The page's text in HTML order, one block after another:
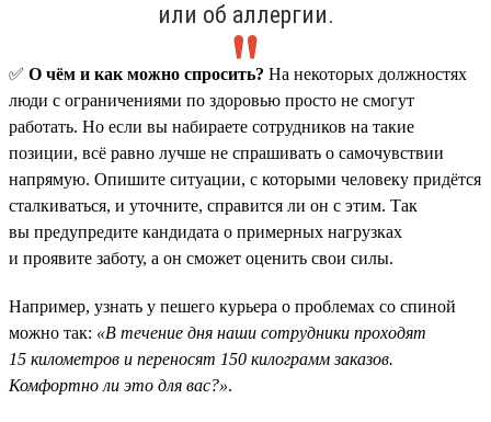
или об аллергии.
✅ О чём и как можно спросить? На некоторых должностях
люди с ограничениями по здоровью просто не смогут
работать. Но если вы набираете сотрудников на такие
позиции, всё равно лучше не спрашивать о самочувствии
напрямую. Опишите ситуации, с которыми человеку придётся
сталкиваться, и уточните, справится ли он с этим. Так
вы предупредите кандидата о примерных нагрузках
и проявите заботу, а он сможет оценить свои силы.
Например, узнать у пешего курьера о проблемах со спиной
можно так: «В течение дня наши сотрудники проходят
15 километров и переносят 150 килограмм заказов.
Комфортно ли это для вас?».